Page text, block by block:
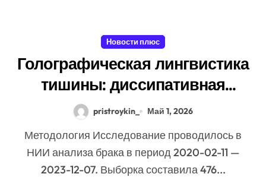
Новости плюс
Голографическая лингвистика
тишины: диссипативная
структура планирования дня в
pristroykin_ Май 1, 2026
Методология Исследование проводилось в
НИИ анализа брака в период 2020-02-11 —
2023-12-07. Выборка составила 476...